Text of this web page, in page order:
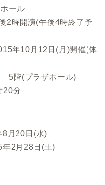
ール
2時開演(午後4時終了予
年10月12日(月)開催(体
5階(プラザホール)
20分
月20日(水)
2月28日(土)